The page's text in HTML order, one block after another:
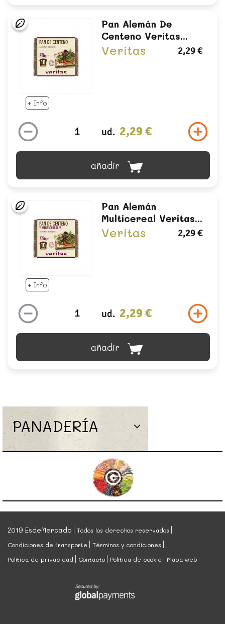
+ Info
Pan Alemán De
Centeno Veritas...
Veritas 2,29 €
ud. 2,29 €
añadir
+ Info
Pan Alemán
Multicereal Veritas...
Veritas 2,29 €
ud. 2,29 €
añadir
PANADERÍA
2019 EsdeMercado
Todos los derechos reservados
Condiciones de transporte
Términos y condiciones
Política de privacidad
Contacto Política de cookie Mapa web